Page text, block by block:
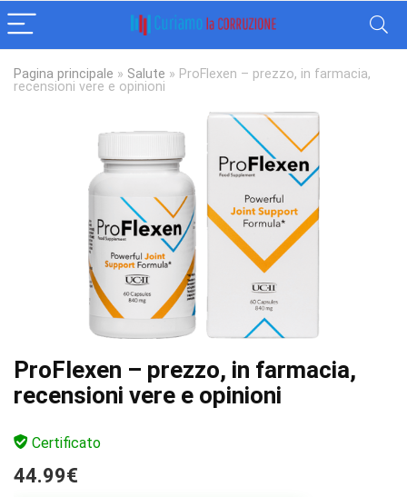
Pagina principale » Salute » ProFlexen – prezzo, in farmacia,
recensioni vere e opinioni
ProFlexen – prezzo, in farmacia,
recensioni vere e opinioni
Certificato
44.99€